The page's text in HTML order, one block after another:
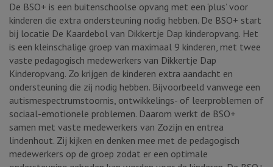
De BSO+ is een buitenschoolse opvang met een ‘plus’ voor
kinderen die extra ondersteuning nodig hebben. De BSO+ start
bij locatie De Kaardebol van Dikkertje Dap kinderopvang. Het
is een kleinschalige groep van maximaal 9 kinderen, met twee
vaste pedagogisch medewerkers van Dikkertje Dap
Kinderopvang. Zo krijgen de kinderen extra aandacht en
ondersteuning die zij nodig hebben. Bijvoorbeeld vanwege een
autismespectrumstoornis, ontwikkelings- of leerproblemen of
sociaal-emotionele problemen. Daarom werkt de BSO+
samen met vaste medewerkers van Zozijn en entrea
lindenhout. Zij kijken en denken mee met de pedagogisch
medewerkers op de groep zodat er een optimale